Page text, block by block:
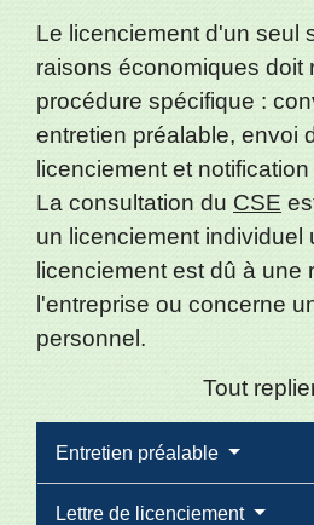
Le licenciement d'un seul
raisons économiques doit
procédure spécifique :
entretien préalable, envoi
licenciement et
La consultation du CSE
un licenciement individuel
licenciement est dû à une
l'entreprise ou concerne
personnel.
Tout
Entretien préalable
Lettre de licenciement